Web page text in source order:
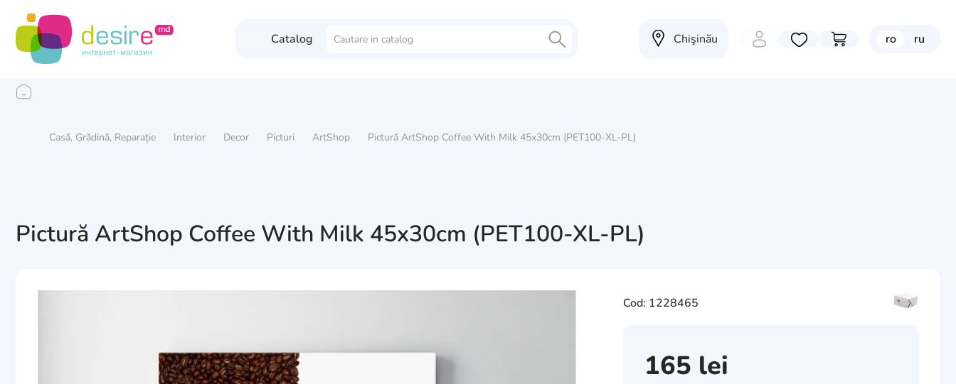
Catalog Chişinău Избранные товары
Перейти в корзину
ro ru
Casă, Grădină, Reparație Interior Decor Picturi ArtShop Pictură ArtShop Coffee With Milk 45x30cm (PET100-XL-PL)
Pictură ArtShop Coffee With Milk 45x30cm (PET100-XL-PL)
Cod: 1228465
165 lei